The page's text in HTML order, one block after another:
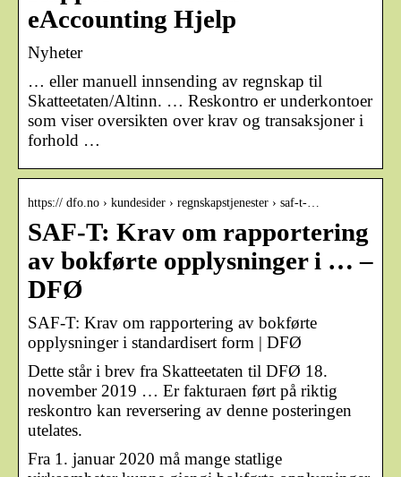
eAccounting Hjelp
Nyheter
… eller manuell innsending av regnskap til
Skatteetaten/Altinn. … Reskontro er underkontoer
som viser oversikten over krav og transaksjoner i
forhold …
https:// dfo.no › kundesider › regnskapstjenester › saf-t-…
SAF-T: Krav om rapportering
av bokførte opplysninger i … –
DFØ
SAF-T: Krav om rapportering av bokførte
opplysninger i standardisert form | DFØ
Dette står i brev fra Skatteetaten til DFØ 18.
november 2019 … Er fakturaen ført på riktig
reskontro kan reversering av denne posteringen
utelates.
Fra 1. januar 2020 må mange statlige